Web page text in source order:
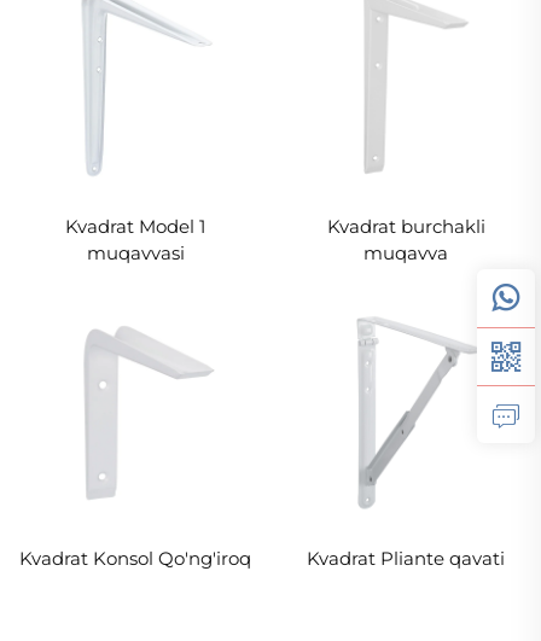
Kvadrat Model 1
muqavvasi
Kvadrat burchakli
muqavva
Kvadrat Konsol Qo'ng'iroq Kvadrat Pliante qavati